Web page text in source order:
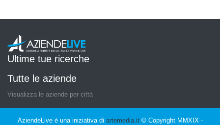
Ultime tue ricerche
Tutte le aziende
Visualizza le aziende per città
AziendeLive è una iniziativa di artemedia.it© Copyright MMXIX -